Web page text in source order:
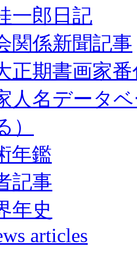
一郎日記
関係新聞記事
正期書画家
人名データ
）
年鑑
記事
年史
articles